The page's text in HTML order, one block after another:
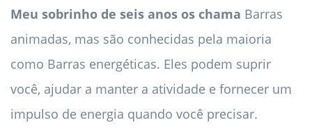
Meu sobrinho de seis anos os chama Barras
animadas, mas são conhecidas pela maioria
como Barras energéticas. Eles podem suprir
você, ajudar a manter a atividade e fornecer um
impulso de energia quando você precisar.